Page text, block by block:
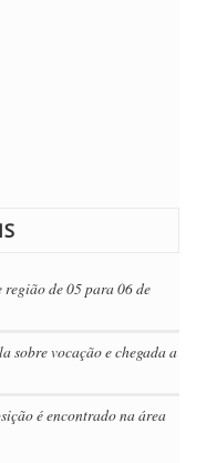
de 05 para 06 de
sobre vocação e chegada a
é encontrado na área